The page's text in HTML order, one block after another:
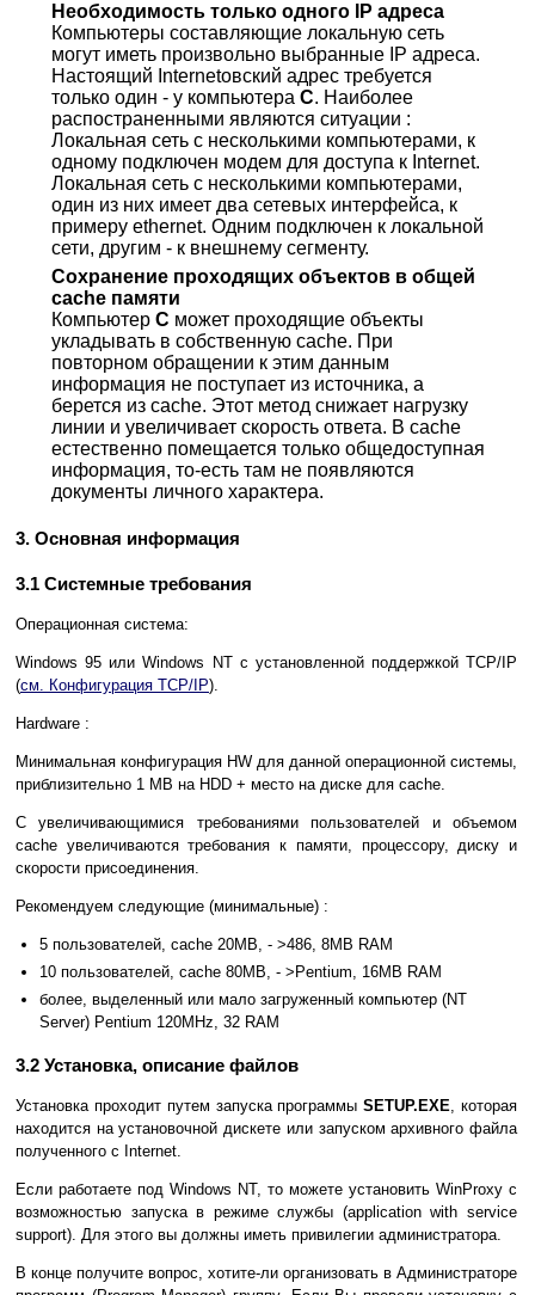
Необходимость только одного IP адреса
Компьютеры составляющие локальную сеть
могут иметь произвольно выбранные IP адреса.
Настоящий Internetовский адрес требуется
только один - у компьютера C. Наиболее
распостраненными являются ситуации :
Локальная сеть с несколькими компьютерами, к
одному подключен модем для доступа к Internet.
Локальная сеть с несколькими компьютерами,
один из них имеет два сетевых интерфейса, к
примеру ethernet. Одним подключен к локальной
сети, другим - к внешнему сегменту.
Сохранение проходящих объектов в общей
cache памяти
Компьютер C может проходящие объекты
укладывать в собственную cache. При
повторном обращении к этим данным
информация не поступает из источника, а
берется из cache. Этот метод снижает нагрузку
линии и увеличивает скорость ответа. В cache
естественно помещается только общедоступная
информация, то-есть там не появляются
документы личного характера.
3. Основная информация
3.1 Системные требования
Операционная система:
Windows 95 или Windows NT с установленной поддержкой TCP/IP
(см. Конфигурация TCP/IP).
Hardware :
Минимальная конфигурация HW для данной операционной системы,
приблизительно 1 MB на HDD + место на диске для cache.
С увеличивающимися требованиями пользователей и объемом
cache увеличиваются требования к памяти, процессору, диску и
скорости присоединения.
Рекомендуем следующие (минимальные) :
5 пользователей, cache 20MB, - >486, 8MB RAM
10 пользователей, cache 80MB, - >Pentium, 16MB RAM
более, выделенный или мало загруженный компьютер (NT
Server) Pentium 120MHz, 32 RAM
3.2 Установка, описание файлов
Установка проходит путем запуска программыSETUP.EXE, которая
находится на установочной дискете или запуском архивного файла
полученного с Internet.
Если работаете под Windows NT, то можете установить WinProxy с
возможностью запуска в режиме службы (application with service
support). Для этого вы должны иметь привилегии администратора.
В конце получите вопрос, хотите-ли организовать в Администраторе